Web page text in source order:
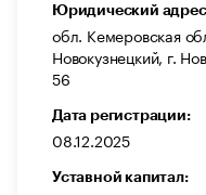
Юридический
обл. Кемеровская
Новокузнецкий, г.
56
Дата регистрации:
08.12.2025
Уставной капитал: